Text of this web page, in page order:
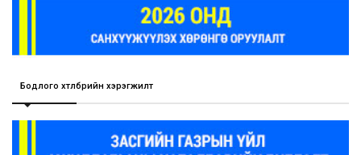
Бодлого хөтөлбөрийн хэрэгжилт